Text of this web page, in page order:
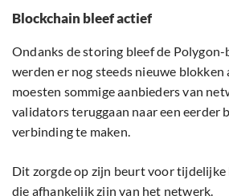
Blockchain bleef actief
Ondanks de storing bleef de
werden er nog steeds nieuwe blokken
moesten sommige aanbieders van
validators teruggaan naar een eerder
verbinding te maken.
Dit zorgde op zijn beurt voor
die afhankelijk zijn van het netwerk.